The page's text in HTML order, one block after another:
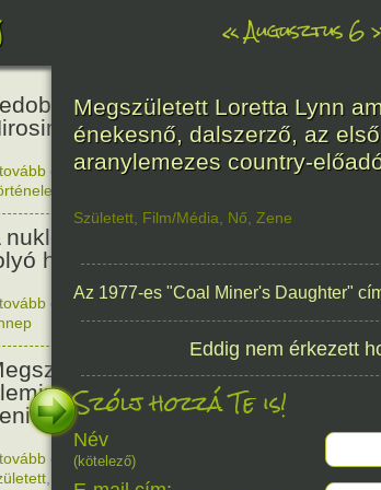
«Augusztus 6
az első atombombát
olvasom|Nincs hozzászólás, szólj hozzá!
nukleáris fegyverek betiltásáért
harc világnapja
olvasom| Nincs hozzászólás, szólj hozzá!
Sir Alexander
Nobel-díjas angol orvos, a
felfedezője.
olvasom|1 hozzászólás, szólj Te is hozzá!
Megszületett Loretta Lynn
énekesnő, dalszerző, az első
aranylemezes country-
Született Film/Média Nő Zene
Az 1977-es "Coal Miner's Daughter"
Eddig nem érkezett
Szólj hozzá Te is!
Név
(kötelező)